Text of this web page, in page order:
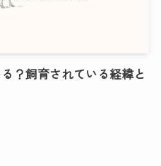
？飼育されている経緯と